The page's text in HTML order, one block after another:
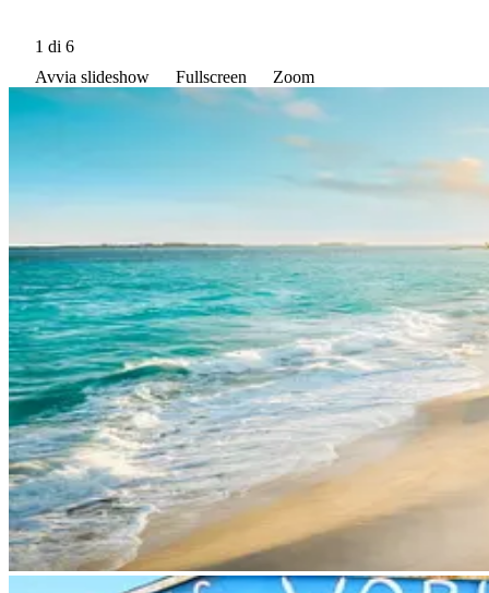
1 di 6
Avvia slideshow
Fullscreen Zoom